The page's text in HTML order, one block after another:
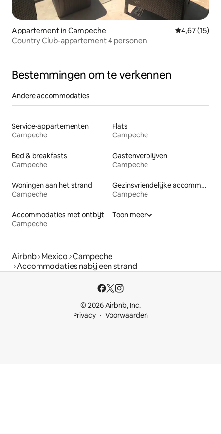
Appartement in Campeche Gemiddelde
4,67 (15)
Country Club-appartement 4 personen
Bestemmingen om te verkennen
Andere accommodaties
Service-appartementen
Campeche
Flats
Campeche
Bed & breakfasts
Campeche
Gastenverblijven
Campeche
Woningen aan het strand
Campeche
Gezinsvriendelijke accommodaties
Campeche
Accommodaties met ontbijt
Campeche
Toon meer
Airbnb Mexico Campeche
Accommodaties nabij een strand
© 2026 Airbnb, Inc.
Privacy
Voorwaarden